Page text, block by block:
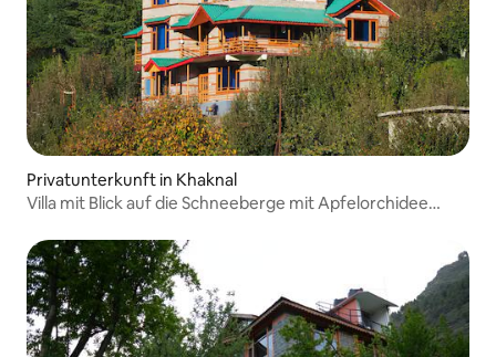
Privatunterkunft in Khaknal
Villa mit Blick auf die Schneeberge mit Apfelorchidee